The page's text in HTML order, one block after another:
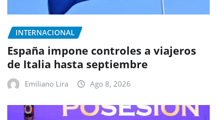
INTERNACIONAL
España impone controles a viajeros
de Italia hasta septiembre
Emiliano Lira Ago 8, 2026